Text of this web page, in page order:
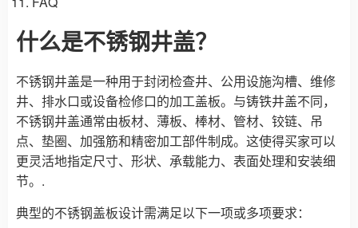
什么是不锈钢井盖？
不锈钢井盖是一种用于封闭检查井、公用设施沟槽、维修
井、排水口或设备检修口的加工盖板。与铸铁井盖不同，
不锈钢井盖通常由板材、薄板、棒材、管材、铰链、吊
点、垫圈、加强筋和精密加工部件制成。这使得买家可以
更灵活地指定尺寸、形状、承载能力、表面处理和安装细
节。.
典型的不锈钢盖板设计需满足以下一项或多项要求：